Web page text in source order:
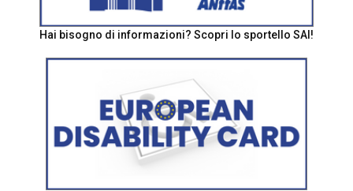
Hai bisogno di informazioni? Scopri lo sportello SAI!